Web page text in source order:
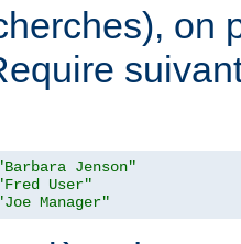
on
Jenson"
User"
Manager"